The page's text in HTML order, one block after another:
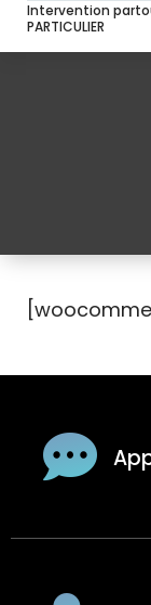
Intervention partout
PARTICULIER